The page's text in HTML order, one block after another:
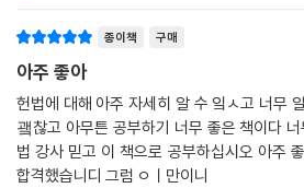
종이책 구매
아주 좋아
헌법에 대해 아주 자세히 알 수 잌ㅅ고 너무
괰찮고 아무튼 공부하기 너무 좋은 책이다
법 강사 믿고 이 책으로 공부하십시오 아주
합격했습니디 그럼 ㅇㅣ만이니